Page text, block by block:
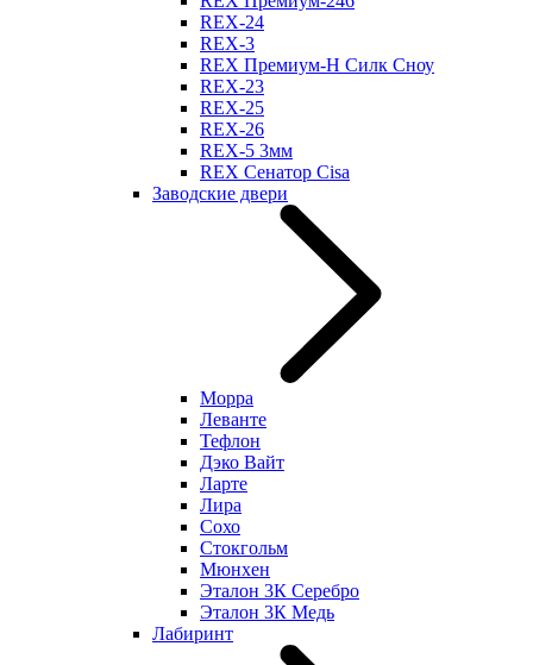
REX-24
REX-3
REX Премиум-Н Силк Сноу
REX-23
REX-25
REX-26
REX-5 3мм
REX Сенатор Cisa
Заводские двери
Морра
Леванте
Тефлон
Дэко Вайт
Ларте
Лира
Сохо
Стокгольм
Мюнхен
Эталон 3К Серебро
Эталон 3К Медь
Лабиринт